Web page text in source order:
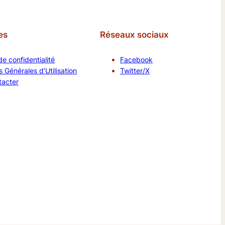
confidentialité
Générales d’Utilisation
Réseaux sociaux
Facebook
Twitter/X